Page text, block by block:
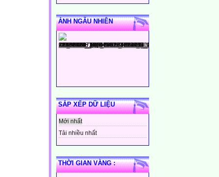
ẢNH NGẪU NHIÊN
SẮP XẾP DỮ LIỆU
Mới nhất
Tải nhiều nhất
THỜI GIAN VÀNG :